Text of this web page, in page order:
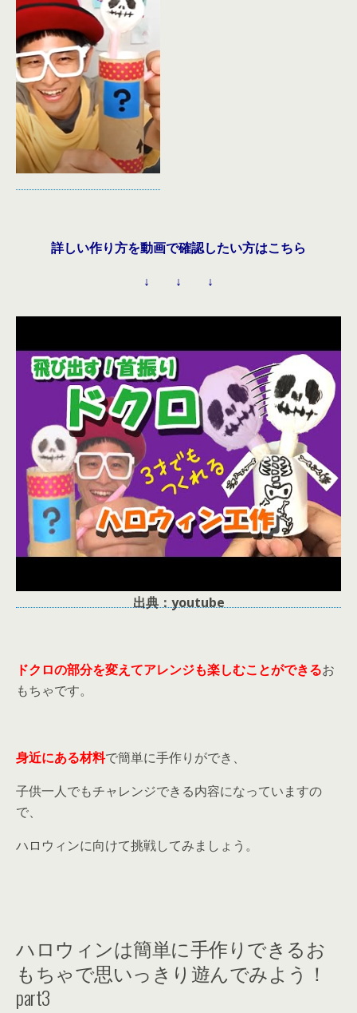
詳しい作り方を動画で確認したい方はこちら
↓ ↓ ↓
出典：youtube
ドクロの部分を変えてアレンジも楽しむことができるお
もちゃです。
身近にある材料で簡単に手作りができ、
子供一人でもチャレンジできる内容になっていますの
で、
ハロウィンに向けて挑戦してみましょう。
ハロウィンは簡単に手作りできるお
もちゃで思いっきり遊んでみよう！
part3